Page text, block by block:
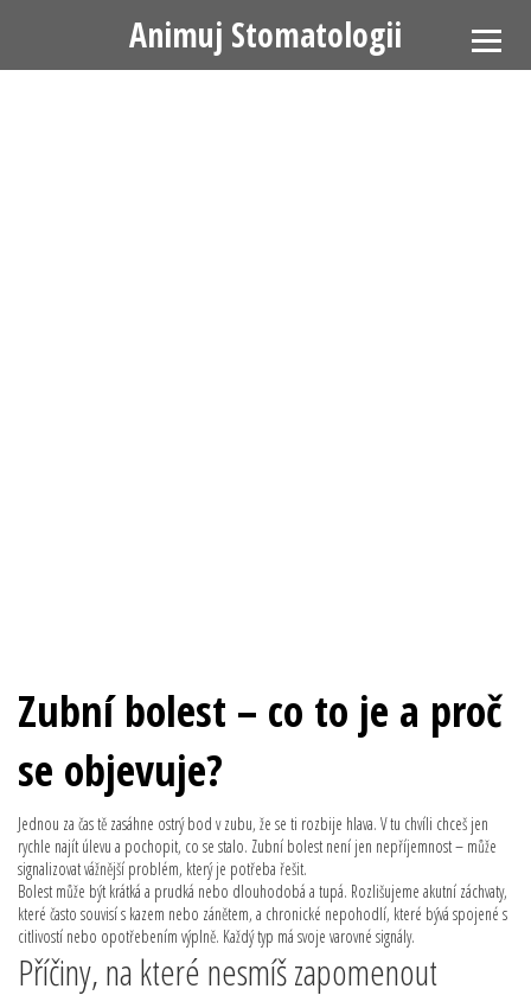
Animuj Stomatologii
Zubní bolest – co to je a proč
se objevuje?
Jednou za čas tě zasáhne ostrý bod v zubu, že se ti rozbije hlava. V tu chvíli chceš jen
rychle najít úlevu a pochopit, co se stalo. Zubní bolest není jen nepříjemnost – může
signalizovat vážnější problém, který je potřeba řešit.
Bolest může být krátká a prudká nebo dlouhodobá a tupá. Rozlišujeme akutní záchvaty,
které často souvisí s kazem nebo zánětem, a chronické nepohodlí, které bývá spojené s
citlivostí nebo opotřebením výplně. Každý typ má svoje varovné signály.
Příčiny, na které nesmíš zapomenout